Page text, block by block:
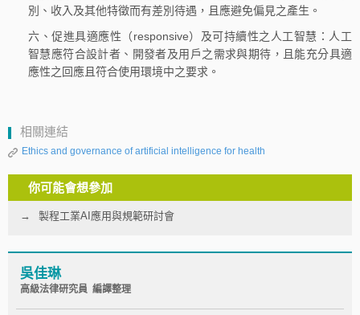
別、收入及其他特徵而有差別待遇，且應避免偏見之產生。
六、促進具適應性（responsive）及可持續性之人工智慧：人工
智慧應符合設計者、開發者及用戶之需求與期待，且能充分具適
應性之回應且符合使用環境中之要求。
相關連結
Ethics and governance of artificial intelligence for health
你可能會想參加
製程工業AI應用與規範研討會
吳佳琳
高級法律研究員 編譯整理